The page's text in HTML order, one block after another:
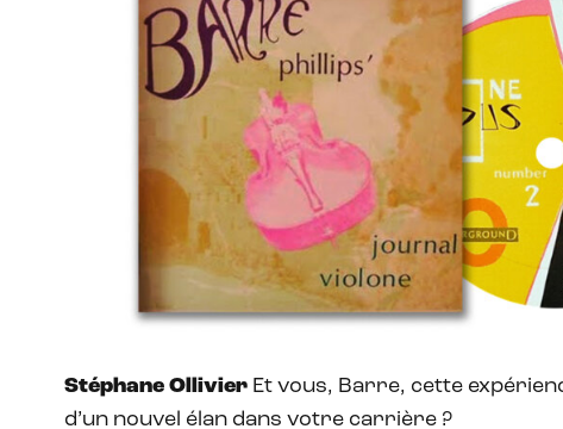
Stéphane Ollivier Et vous, Barre, cette
d’un nouvel élan dans votre carrière ?